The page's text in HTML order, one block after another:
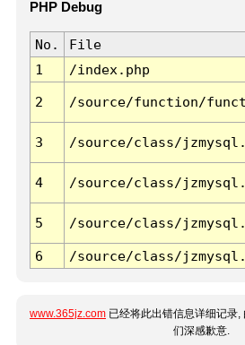
PHP Debug
No. File
1
/index.php
2 /source/function/
3 /source/class/
4 /source/class/
5 /source/class/
6 /source/class/
www.365jz.com 已经将此出错信息详细记录
们深感歉意.